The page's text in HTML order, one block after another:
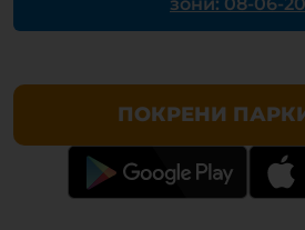
ПОКРЕНИ